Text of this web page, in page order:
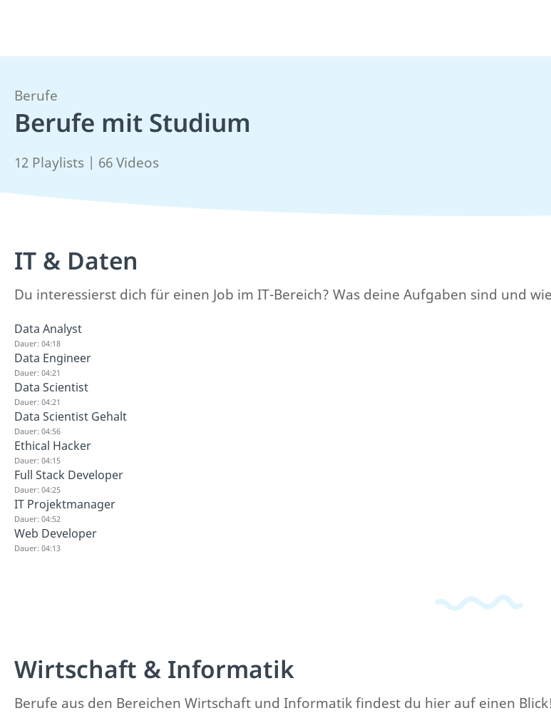
Berufe
Berufe mit Studium
12 Playlists | 66 Videos
IT & Daten
Du interessierst dich für einen Job im IT-Bereich? Was deine Aufgaben sind und
Data Analyst
Dauer: 04:18
Data Engineer
Dauer: 04:21
Data Scientist
Dauer: 04:21
Data Scientist Gehalt
Dauer: 04:56
Ethical Hacker
Dauer: 04:15
Full Stack Developer
Dauer: 04:25
IT Projektmanager
Dauer: 04:52
Web Developer
Dauer: 04:13
Wirtschaft & Informatik
Berufe aus den Bereichen Wirtschaft und Informatik findest du hier auf einen Blick!